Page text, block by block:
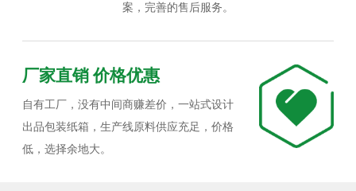
案，完善的售后服务。
厂家直销 价格优惠
自有工厂，没有中间商赚差价，一站式设计
出品包装纸箱，生产线原料供应充足，价格
低，选择余地大。